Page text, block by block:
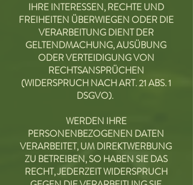
IHRE INTERESSEN, RECHTE UND
FREIHEITEN ÜBERWIEGEN ODER DIE
VERARBEITUNG DIENT DER
GELTENDMACHUNG, AUSÜBUNG
ODER VERTEIDIGUNG VON
RECHTSANSPRÜCHEN
(WIDERSPRUCH NACH ART. 21 ABS. 1
DSGVO).
WERDEN IHRE
PERSONENBEZOGENEN DATEN
VERARBEITET, UM DIREKTWERBUNG
ZU BETREIBEN, SO HABEN SIE DAS
RECHT, JEDERZEIT WIDERSPRUCH